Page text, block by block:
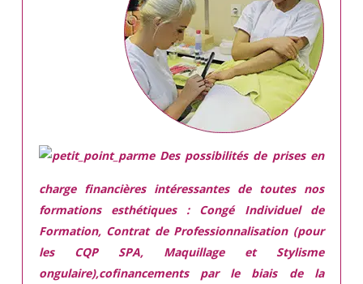
Des possibilités de prises en
charge financières intéressantes de toutes nos
formations esthétiques :Congé Individuel de
Formation, Contrat de Professionnalisation (pour
les CQP SPA, Maquillage et Stylisme
ongulaire),cofinancements par le biais de la